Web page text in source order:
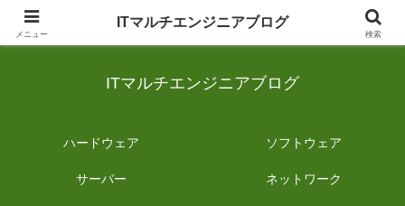
日常のIT業務を備忘録として発信。商品レビューやDIYの作業内容も投稿しま
ITマルチエンジニアブログ
ハードウェア ソフトウェア
サーバー ネットワーク
メニュー
ITマルチエンジニアブログ
検索